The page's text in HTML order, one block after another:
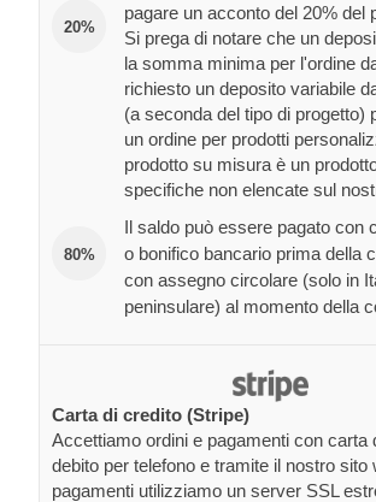
20%
pagare un acconto del 20% del
Si prega di notare che un
la somma minima per l'ordine
richiesto un deposito variabile
(a seconda del tipo di progetto)
un ordine per prodotti
prodotto su misura è un
specifiche non elencate sul
80%
Il saldo può essere pagato con
o bonifico bancario prima della
con assegno circolare (solo in
peninsulare) al momento della
Carta di credito (Stripe)
Accettiamo ordini e pagamenti con carta
debito per telefono e tramite il nostro sito
pagamenti utilizziamo un server SSL